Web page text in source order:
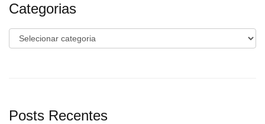
Categorias
Categorias
Posts Recentes